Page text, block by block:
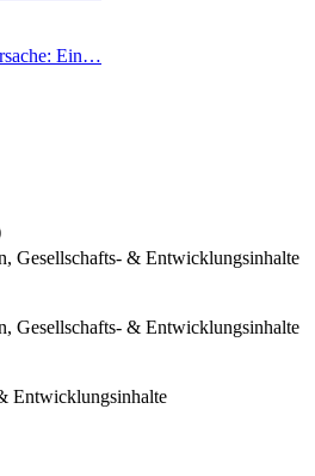
Ein…
Gesellschafts- & Entwicklungsinhalte
Gesellschafts- & Entwicklungsinhalte
Entwicklungsinhalte